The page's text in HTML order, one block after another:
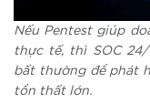
Nếu Pentest giúp
thực tế, thì SOC
bất thường để phát
tổn thất lớn.